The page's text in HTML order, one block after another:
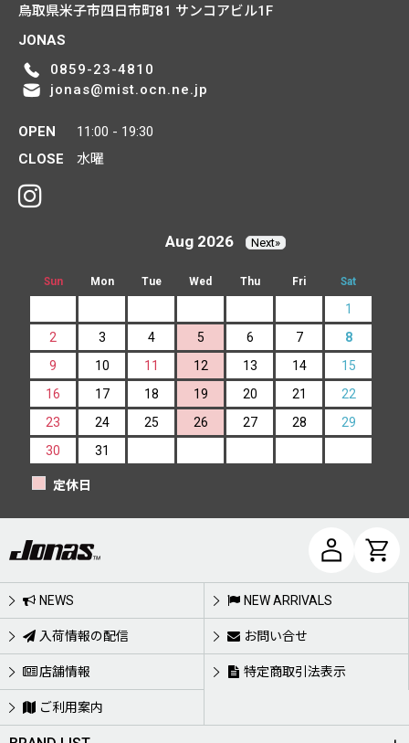
鳥取県米子市四日市町81 サンコアビル1F
JONAS
0859-23-4810
jonas@mist.ocn.ne.jp
OPEN
11:00 - 19:30
CLOSE
水曜
Aug 2026 Next»
Sun Mon Tue Wed Thu Fri Sat
1
2
3 4 5 6 7
8
9
10 11 12 13 14
15
16
17 18 19 20 21
22
23
24 25 26 27 28
29
30
31
定休日
NEWS NEW ARRIVALS
入荷情報の配信 お問い合せ
店舗情報 特定商取引法表示
ご利用案内